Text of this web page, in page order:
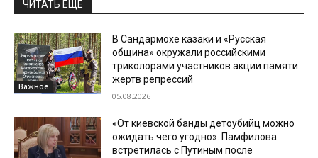
ЧИТАТЬ ЕЩЕ
Важное
В Сандармохе казаки и «Русская
община» окружали российскими
триколорами участников акции памяти
жертв репрессий
05.08.2026
«От киевской банды детоубийц можно
ожидать чего угодно». Памфилова
встретилась с Путиным после